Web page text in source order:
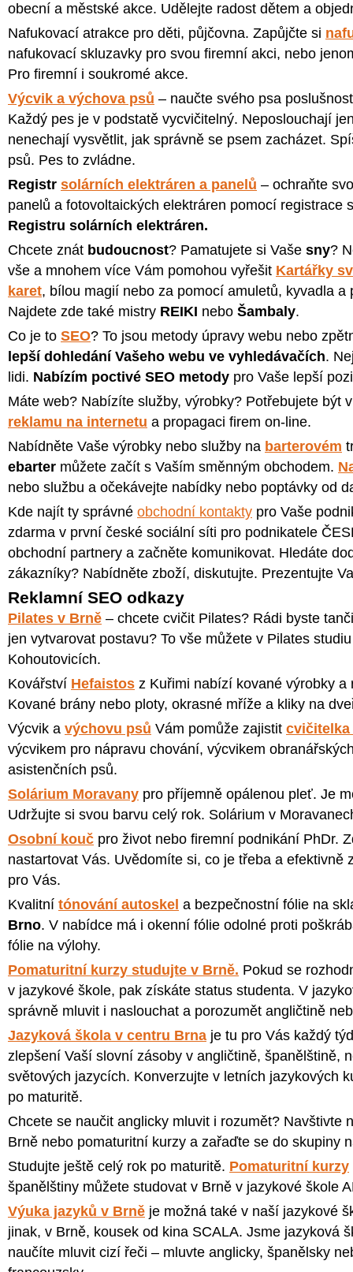
obecní a městské akce. Udělejte radost dětem a
Nafukovací atrakce pro děti, půjčovna. Zapůjčte si
nafukovací skluzavky pro svou firemní akci, nebo
Pro firemní i soukromé akce.
Výcvik a výchova psů – naučte svého psa
Každý pes je v podstatě vycvičitelný. Neposlouchají
nenechají vysvětlit, jak správně se psem zacházet.
psů. Pes to zvládne.
Registr solárních elektráren a panelů – ochraňte
panelů a fotovoltaických elektráren pomocí registrace
Registru solárních elektráren.
Chcete znát budoucnost? Pamatujete si Vaše sny?
vše a mnohem více Vám pomohou vyřešit Kartářky
karet, bílou magií nebo za pomocí amuletů, kyvadla
Najdete zde také mistry REIKI nebo Šambaly.
Co je to SEO? To jsou metody úpravy webu nebo
lepší dohledání Vašeho webu ve vyhledávačích.
lidi. Nabízím poctivé SEO metody pro Vaše lepší
Máte web? Nabízíte služby, výrobky? Potřebujete být
reklamu na internetu a propagaci firem on-line.
Nabídněte Vaše výrobky nebo služby na barterovém
ebarter můžete začít s Vaším směnným obchodem.
nebo službu a očekávejte nabídky nebo poptávky od
Kde najít ty správné obchodní kontakty pro Vaše
zdarma v první české sociální síti pro podnikatele
obchodní partnery a začněte komunikovat. Hledáte
zákazníky? Nabídněte zboží, diskutujte. Prezentujte
Reklamní SEO odkazy
Pilates v Brně – chcete cvičit Pilates? Rádi byste
jen vytvarovat postavu? To vše můžete v Pilates
Kohoutovicích.
Kovářství Hefaistos z Kuřimi nabízí kované výrobky a
Kované brány nebo ploty, okrasné mříže a kliky na
Výcvik a výchovu psů Vám pomůže zajistit cvičitelka
výcvikem pro nápravu chování, výcvikem
asistenčních psů.
Solárium Moravany pro příjemně opálenou pleť. Je
Udržujte si svou barvu celý rok. Solárium v
Osobní kouč pro život nebo firemní podnikání PhDr.
nastartovat Vás. Uvědomíte si, co je třeba a efektivně
pro Vás.
Kvalitní tónování autoskel a bezpečnostní fólie na
Brno. V nabídce má i okenní fólie odolné proti
fólie na výlohy.
Pomaturitní kurzy studujte v Brně. Pokud se
v jazykové škole, pak získáte status studenta. V
správně mluvit i naslouchat a porozumět angličtině
Jazyková škola v centru Brna je tu pro Vás každý
zlepšení Vaší slovní zásoby v angličtině, španělštině,
světových jazycích. Konverzujte v letních jazykových
po maturitě.
Chcete se naučit anglicky mluvit i rozumět? Navštivte
Brně nebo pomaturitní kurzy a zařaďte se do skupiny
Studujte ještě celý rok po maturitě. Pomaturitní kurzy
španělštiny můžete studovat v Brně v jazykové škole
Výuka jazyků v Brně je možná také v naší jazykové
jinak, v Brně, kousek od kina SCALA. Jsme jazyková
naučíte mluvit cizí řeči – mluvte anglicky, španělsky